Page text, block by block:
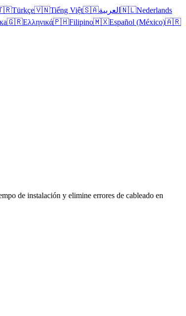
Türkçe🇻🇳Tiếng Việt🇸🇦العربية 🇳🇱Nederlands
🇬🇷Ελληνικά🇵🇭Filipino🇲🇽Español (México)🇦🇷
de instalación y elimine errores de cableado en